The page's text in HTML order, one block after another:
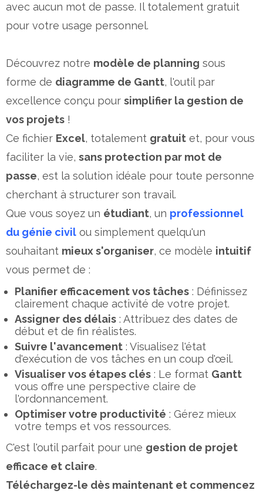
avec aucun mot de passe. Il totalement gratuit
pour votre usage personnel.
Découvrez notre modèle de planning sous
forme de diagramme de Gantt, l'outil par
excellence conçu pour simplifier la gestion de
vos projets !
Ce fichier Excel, totalement gratuit et, pour vous
faciliter la vie, sans protection par mot de
passe, est la solution idéale pour toute personne
cherchant à structurer son travail.
Que vous soyez un étudiant, un professionnel
du génie civil ou simplement quelqu'un
souhaitant mieux s'organiser, ce modèle intuitif
vous permet de :
Planifier efficacement vos tâches : Définissez
clairement chaque activité de votre projet.
Assigner des délais : Attribuez des dates de
début et de fin réalistes.
Suivre l'avancement : Visualisez l'état
d'exécution de vos tâches en un coup d'œil.
Visualiser vos étapes clés : Le format Gantt
vous offre une perspective claire de
l'ordonnancement.
Optimiser votre productivité : Gérez mieux
votre temps et vos ressources.
C'est l'outil parfait pour une gestion de projet
efficace et claire.
Téléchargez-le dès maintenant et commencez